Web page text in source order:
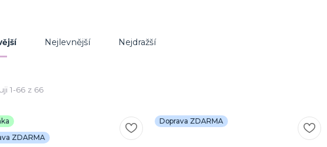
Nejlevnější Nejdražší
1-66 z 66
ZDARMA
Doprava ZDARMA